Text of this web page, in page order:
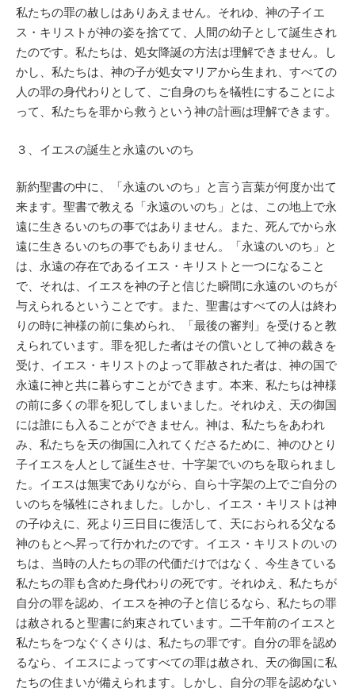
私たちの罪の赦しはありあえません。それゆ、神の子イエ
ス・キリストが神の姿を捨てて、人間の幼子として誕生され
たのです。私たちは、処女降誕の方法は理解できません。し
かし、私たちは、神の子が処女マリアから生まれ、すべての
人の罪の身代わりとして、ご自身のちを犠牲にすることによ
って、私たちを罪から救うという神の計画は理解できます。
３、イエスの誕生と永遠のいのち
新約聖書の中に、「永遠のいのち」と言う言葉が何度か出て
来ます。聖書で教える「永遠のいのち」とは、この地上で永
遠に生きるいのちの事ではありません。また、死んでから永
遠に生きるいのちの事でもありません。「永遠のいのち」と
は、永遠の存在であるイエス・キリストと一つになること
で、それは、イエスを神の子と信じた瞬間に永遠のいのちが
与えられるということです。また、聖書はすべての人は終わ
りの時に神様の前に集められ、「最後の審判」を受けると教
えられています。罪を犯した者はその償いとして神の裁きを
受け、イエス・キリストのよって罪赦された者は、神の国で
永遠に神と共に暮らすことができます。本来、私たちは神様
の前に多くの罪を犯してしまいました。それゆえ、天の御国
には誰にも入ることができません。神は、私たちをあわれ
み、私たちを天の御国に入れてくださるために、神のひとり
子イエスを人として誕生させ、十字架でいのちを取られまし
た。イエスは無実でありながら、自ら十字架の上でご自分の
いのちを犠牲にされました。しかし、イエス・キリストは神
の子ゆえに、死より三日目に復活して、天におられる父なる
神のもとへ昇って行かれたのです。イエス・キリストのいの
ちは、当時の人たちの罪の代価だけではなく、今生きている
私たちの罪も含めた身代わりの死です。それゆえ、私たちが
自分の罪を認め、イエスを神の子と信じるなら、私たちの罪
は赦されると聖書に約束されています。二千年前のイエスと
私たちをつなぐくさりは、私たちの罪です。自分の罪を認め
るなら、イエスによってすべての罪は赦され、天の御国に私
たちの住まいが備えられます。しかし、自分の罪を認めない